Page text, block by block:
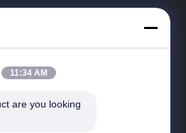
11:34 AM
are you looking